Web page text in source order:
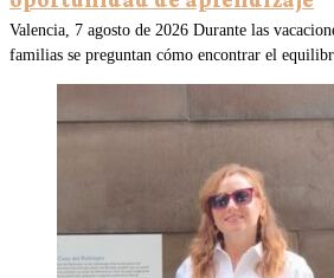
Valencia, 7 agosto de 2026 Durante las
familias se preguntan cómo encontrar el